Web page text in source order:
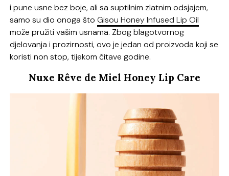
i pune usne bez boje, ali sa suptilnim zlatnim odsjajem,
samo su dio onoga štoGisou Honey Infused Lip Oil
može pružiti vašim usnama. Zbog blagotvornog
djelovanja i prozirnosti, ovo je jedan od proizvoda koji se
koristi non stop, tijekom čitave godine.
Nuxe Rêve de Miel Honey Lip Care